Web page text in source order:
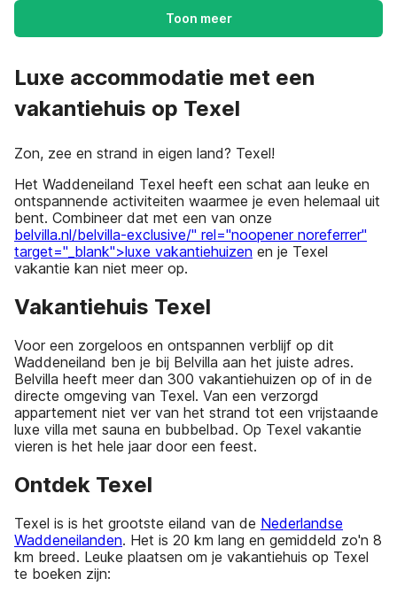
Toon meer
Luxe accommodatie met een
vakantiehuis op Texel
Zon, zee en strand in eigen land? Texel!
Het Waddeneiland Texel heeft een schat aan leuke en
ontspannende activiteiten waarmee je even helemaal uit
bent. Combineer dat met een van onze
belvilla.nl/belvilla-exclusive/" rel="noopener noreferrer"
target="_blank">luxe vakantiehuizen en je Texel
vakantie kan niet meer op.
Vakantiehuis Texel
Voor een zorgeloos en ontspannen verblijf op dit
Waddeneiland ben je bij Belvilla aan het juiste adres.
Belvilla heeft meer dan 300 vakantiehuizen op of in de
directe omgeving van Texel. Van een verzorgd
appartement niet ver van het strand tot een vrijstaande
luxe villa met sauna en bubbelbad. Op Texel vakantie
vieren is het hele jaar door een feest.
Ontdek Texel
Texel is is het grootste eiland van de Nederlandse
Waddeneilanden. Het is 20 km lang en gemiddeld zo'n 8
km breed. Leuke plaatsen om je vakantiehuis op Texel
te boeken zijn: